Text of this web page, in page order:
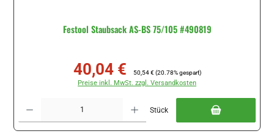
Festool Staubsack AS-BS 75/105 #490819
Verkaufspreis:
40,04 € 50,54 € (20.78% gespart)
Preise inkl. MwSt. zzgl. Versandkosten
Stück